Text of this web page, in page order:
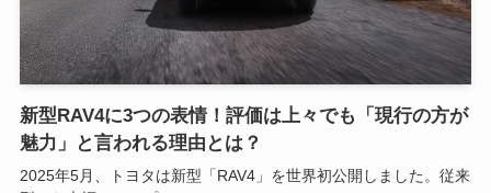
新型RAV4に3つの表情！評価は上々でも「現行の方が
魅力」と言われる理由とは？
2025年5月、トヨタは新型「RAV4」を世界初公開しました。従来